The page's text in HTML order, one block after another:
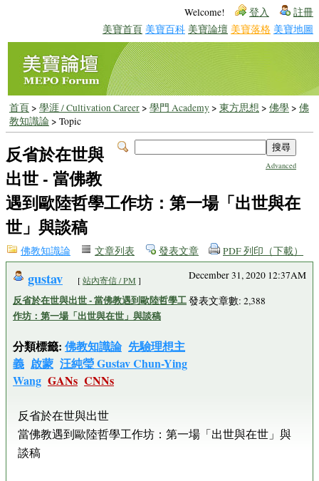
Welcome! 登入 註冊
美寶首頁 美寶百科 美寶論壇 美寶落格 美寶地圖
首頁> 學涯 / Cultivation Career> 學門 Academy> 東方思想 > 佛學> 佛
教知識論> Topic
Advanced
反省於在世與
出世 - 當佛教
遇到歐陸哲學工作坊：第一場「出世與在
世」與談稿
佛教知識論 文章列表 發表文章 PDF 列印（下載）
gustav [站內寄信 / PM ]
反省於在世與出世 - 當佛教遇到歐陸哲學工
作坊：第一場「出世與在世」與談稿
分類標籤: 佛教知識論 先驗理想主
義 啟蒙 汪純瑩 Gustav Chun-Ying
Wang GANs CNNs
December 31, 2020 12:37AM
發表文章數: 2,388
反省於在世與出世
當佛教遇到歐陸哲學工作坊：第一場「出世與在世」與
談稿